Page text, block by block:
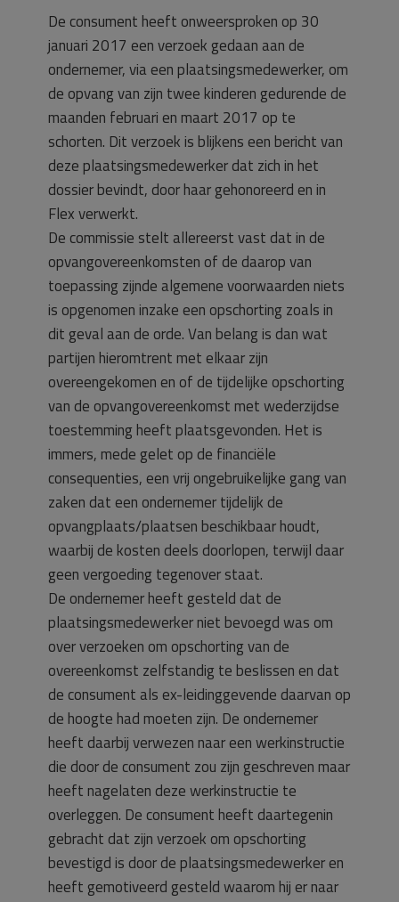
De consument heeft onweersproken op 30
januari 2017 een verzoek gedaan aan de
ondernemer, via een plaatsingsmedewerker, om
de opvang van zijn twee kinderen gedurende de
maanden februari en maart 2017 op te
schorten. Dit verzoek is blijkens een bericht van
deze plaatsingsmedewerker dat zich in het
dossier bevindt, door haar gehonoreerd en in
Flex verwerkt.
De commissie stelt allereerst vast dat in de
opvangovereenkomsten of de daarop van
toepassing zijnde algemene voorwaarden niets
is opgenomen inzake een opschorting zoals in
dit geval aan de orde. Van belang is dan wat
partijen hieromtrent met elkaar zijn
overeengekomen en of de tijdelijke opschorting
van de opvangovereenkomst met wederzijdse
toestemming heeft plaatsgevonden. Het is
immers, mede gelet op de financiële
consequenties, een vrij ongebruikelijke gang van
zaken dat een ondernemer tijdelijk de
opvangplaats/plaatsen beschikbaar houdt,
waarbij de kosten deels doorlopen, terwijl daar
geen vergoeding tegenover staat.
De ondernemer heeft gesteld dat de
plaatsingsmedewerker niet bevoegd was om
over verzoeken om opschorting van de
overeenkomst zelfstandig te beslissen en dat
de consument als ex-leidinggevende daarvan op
de hoogte had moeten zijn. De ondernemer
heeft daarbij verwezen naar een werkinstructie
die door de consument zou zijn geschreven maar
heeft nagelaten deze werkinstructie te
overleggen. De consument heeft daartegenin
gebracht dat zijn verzoek om opschorting
bevestigd is door de plaatsingsmedewerker en
heeft gemotiveerd gesteld waarom hij er naar